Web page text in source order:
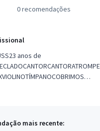
0 recomendações
anos de
mais recente: